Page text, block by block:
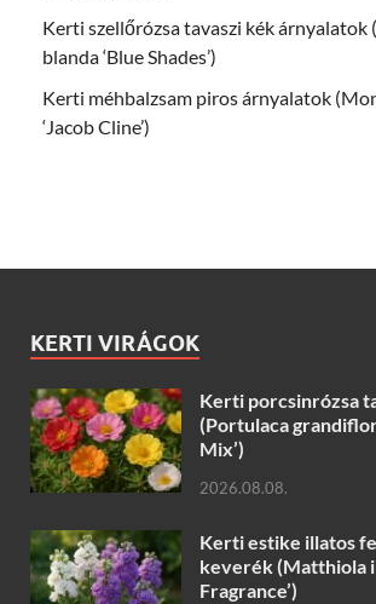
Kerti szellőrózsa tavaszi kék árnyalatok
blanda ‘Blue Shades’)
Kerti méhbalzsam piros árnyalatok
‘Jacob Cline’)
KERTI VIRÁGOK
Kerti porcsinrózsa
(Portulaca
Mix’)
2026.08.08.
Kerti estike illatos
keverék (Matthiola
Fragrance’)